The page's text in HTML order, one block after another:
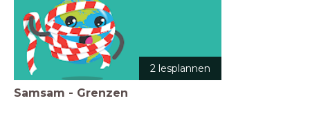
2 lesplannen
Samsam - Grenzen